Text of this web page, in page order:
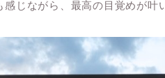
感じながら、最高の目覚めが